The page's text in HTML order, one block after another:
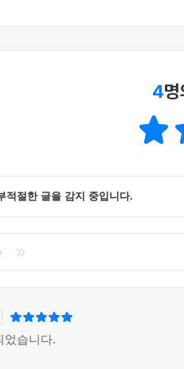
4
적절한 글을 감지 중입니다.
었습니다.